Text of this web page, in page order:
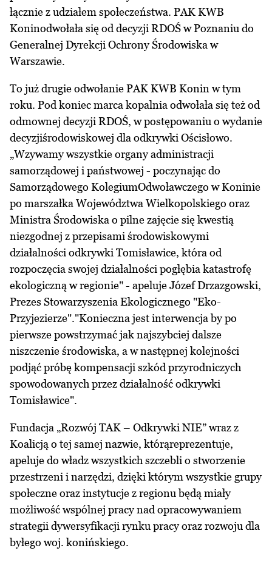
łącznie z udziałem społeczeństwa. PAK KWB
Koninodwołała się od decyzji RDOŚ w Poznaniu do
Generalnej Dyrekcji Ochrony Środowiska w
Warszawie.
To już drugie odwołanie PAK KWB Konin w tym
roku. Pod koniec marca kopalnia odwołała się też od
odmownej decyzji RDOŚ, w postępowaniu o wydanie
decyzjiśrodowiskowej dla odkrywki Ościsłowo.
„Wzywamy wszystkie organy administracji
samorządowej i państwowej - poczynając do
Samorządowego KolegiumOdwoławczego w Koninie
po marszałka Województwa Wielkopolskiego oraz
Ministra Środowiska o pilne zajęcie się kwestią
niezgodnej z przepisami środowiskowymi
działalności odkrywki Tomisławice, która od
rozpoczęcia swojej działalności pogłębia katastrofę
ekologiczną w regionie" - apeluje Józef Drzazgowski,
Prezes Stowarzyszenia Ekologicznego "Eko-
Przyjezierze"."Konieczna jest interwencja by po
pierwsze powstrzymać jak najszybciej dalsze
niszczenie środowiska, a w następnej kolejności
podjąć próbę kompensacji szkód przyrodniczych
spowodowanych przez działalność odkrywki
Tomisławice".
Fundacja „Rozwój TAK – Odkrywki NIE” wraz z
Koalicją o tej samej nazwie, którąreprezentuje,
apeluje do władz wszystkich szczebli o stworzenie
przestrzeni i narzędzi, dzięki którym wszystkie grupy
społeczne oraz instytucje z regionu będą miały
możliwość wspólnej pracy nad opracowywaniem
strategii dywersyfikacji rynku pracy oraz rozwoju dla
byłego woj. konińskiego.